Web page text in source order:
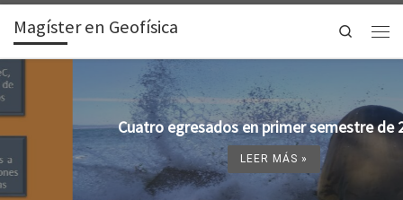
Magíster en Geofísica Search
Cuatro egresados en primer semestre de 2025
LEER MÁS »